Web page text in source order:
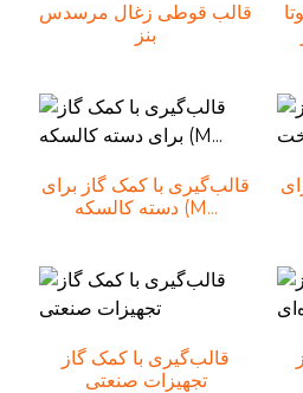
قالب قوطی زغال مرسدس
بنز
قالب‌گیری با کمک گاز برای
دسته کالسکه (M...
قالب‌گیری با کمک گاز
تجهیزات صنعتی